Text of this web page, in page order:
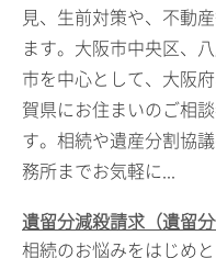
見、生前対策や、不動
ます。大阪市中央区、
市を中心として、大阪
賀県にお住まいのご相
す。相続や遺産分割協
務所までお気軽に...
遺留分減殺請求（遺留分
相続のお悩みをはじめ